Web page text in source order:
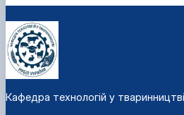
Кафедра технологій у тваринництві